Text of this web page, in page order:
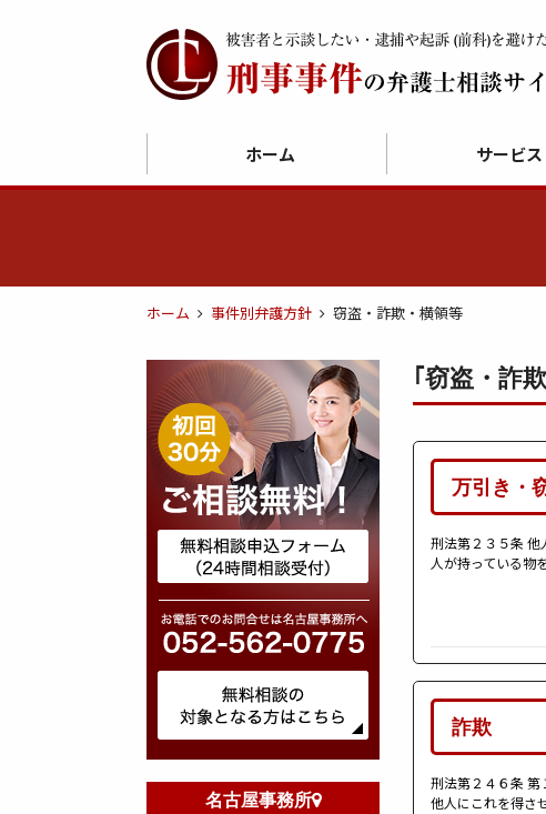
ホーム サービス
ホーム 事件別弁護方針 窃盗・詐欺・横領等
｢窃盗・詐
万引き・
刑法第２３５条
人が持っている物
詐欺
刑法第２４６条
他人にこれを得さ
名古屋事務所